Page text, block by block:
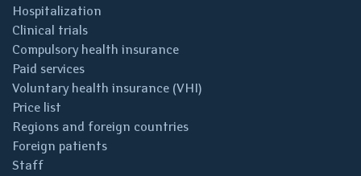
Hospitalization
Clinical trials
Compulsory health insurance
Paid services
Voluntary health insurance (VHI)
Price list
Regions and foreign countries
Foreign patients
Staff